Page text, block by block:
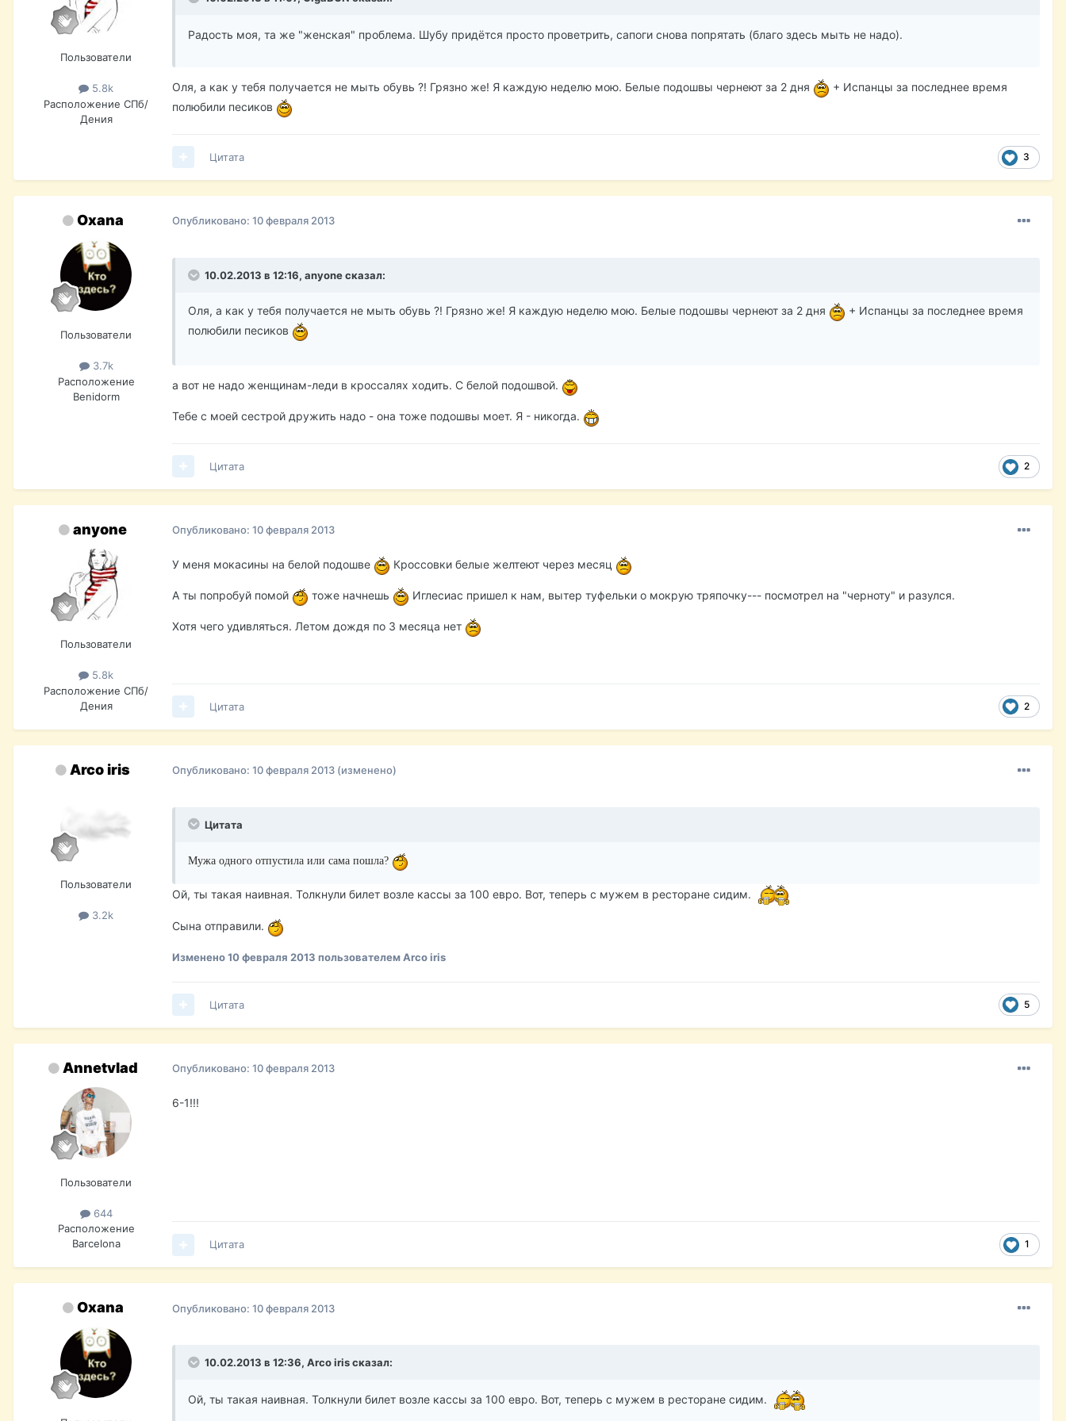
Пользователи
5.8k
Расположение СПб/
Дения
Радость моя, та же "женская" проблема. Шубу придётся просто проветрить, сапоги снова попрятать (благо здесь мыть не надо).
Оля, а как у тебя получается не мыть обувь ?! Грязно же! Я каждую неделю мою. Белые подошвы чернеют за 2 дня
+ Испанцы за последнее время
полюбили песиков
3
Цитата
Oxana
Пользователи
3.7k
Расположение
Benidorm
Опубликовано: 10 февраля 2013
10.02.2013 в 12:16, anyone сказал:
Оля, а как у тебя получается не мыть обувь ?! Грязно же! Я каждую неделю мою. Белые подошвы чернеют за 2 дня
+ Испанцы за последнее время
полюбили песиков
а вот не надо женщинам-леди в кроссалях ходить. С белой подошвой.
Тебе с моей сестрой дружить надо - она тоже подошвы моет. Я - никогда.
2
Цитата
anyone
Пользователи
5.8k
Расположение СПб/
Дения
Опубликовано: 10 февраля 2013
У меня мокасины на белой подошве Кроссовки белые желтеют через месяц
А ты попробуй помой тоже начнешь Иглесиас пришел к нам, вытер туфельки о мокрую тряпочку--- посмотрел на "черноту" и разулся.
Хотя чего удивляться. Летом дождя по 3 месяца нет
2
Цитата
Arco iris
Пользователи
3.2k
Опубликовано: 10 февраля 2013 (изменено)
Цитата
Мужа одного отпустила или сама пошла?
Ой, ты такая наивная. Толкнули билет возле кассы за 100 евро. Вот, теперь с мужем в ресторане сидим.
Сына отправили.
Изменено10 февраля 2013 пользователем Arco iris
5
Цитата
Annetvlad
Пользователи
644
Расположение
Barcelona
Опубликовано: 10 февраля 2013
6-1!!!
1
Цитата
Oxana Опубликовано: 10 февраля 2013
10.02.2013 в 12:36, Arco iris сказал:
Ой, ты такая наивная. Толкнули билет возле кассы за 100 евро. Вот, теперь с мужем в ресторане сидим.